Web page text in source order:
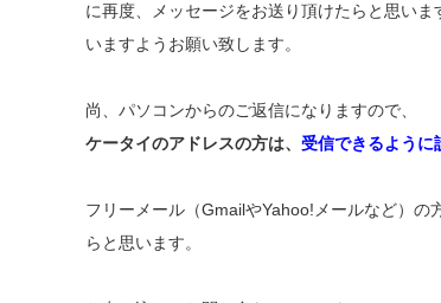
に再度、メッセージをお送り頂けたらと思いま
いますようお願い致します。
尚、パソコンからのご返信になりますので、
ケータイのアドレスの方は、 受信できるように
フリーメール（GmailやYahoo!メールなど）
らと思います。